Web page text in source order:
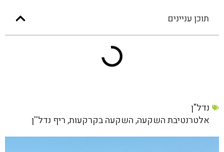
תוכן עניינים
נדל"ן
אלטרנטיבת השקעה,השקעה בקרקעות,ריף נדל''ן